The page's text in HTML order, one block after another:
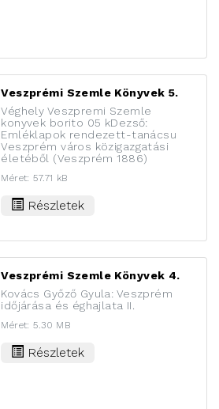
Veszprémi Szemle Könyvek 5.
Véghely Veszpremi Szemle
konyvek borito 05 kDezső:
Emléklapok rendezett-tanácsu
Veszprém város közigazgatási
életéből (Veszprém 1886)
Méret: 57.71 kB
Részletek
Veszprémi Szemle Könyvek 4.
Kovács Győző Gyula: Veszprém
időjárása és éghajlata II.
Méret: 5.30 MB
Részletek